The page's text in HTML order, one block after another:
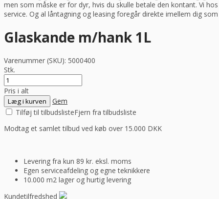
men som måske er for dyr, hvis du skulle betale den kontant. Vi hos
service. Og al låntagning og leasing foregår direkte imellem dig
Glaskande m/hank 1L
Varenummer (SKU): 5000400
Stk.
Pris i alt
Læg i kurven
Gem
Tilføj til tilbudslisteFjern fra tilbudsliste
Modtag et samlet tilbud ved køb over 15.000 DKK
Levering fra kun 89 kr. eksl. moms
Egen serviceafdeling og egne teknikkere
10.000 m2 lager og hurtig levering
Kundetilfredshed